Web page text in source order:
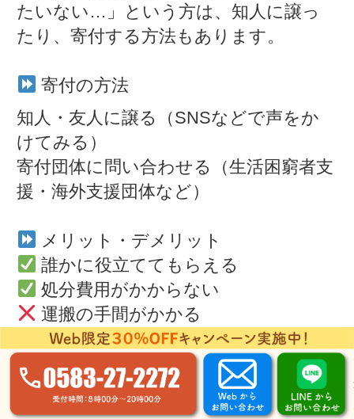
たいない…」という方は、知人に譲っ
たり、寄付する方法もあります。
寄付の方法
知人・友人に譲る（SNSなどで声をか
けてみる）
寄付団体に問い合わせる（生活困窮者支
援・海外支援団体など）
メリット・デメリット
誰かに役立ててもらえる
処分費用がかからない
運搬の手間がかかる
受け入れ団体が限られる
3. こたつ処分時の注意点！安全に手放す